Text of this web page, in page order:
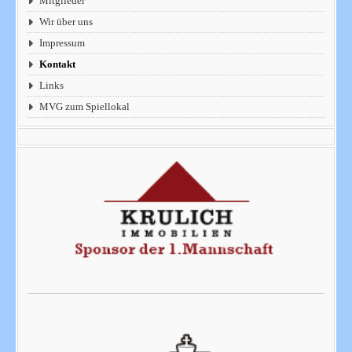
Wir über uns
Impressum
Kontakt
Links
MVG zum Spiellokal